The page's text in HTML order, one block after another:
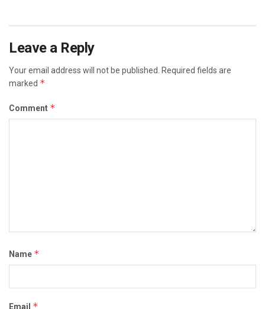
Leave a Reply
Your email address will not be published.
Required fields are
marked *
Comment *
Name *
Email *